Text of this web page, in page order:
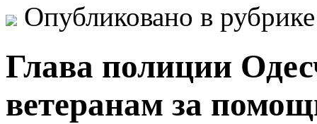
Опубликовано в
Глава полиции
ветеранам за